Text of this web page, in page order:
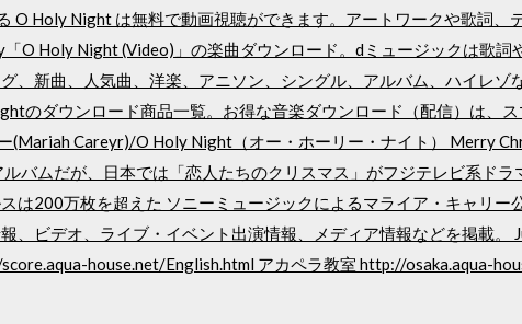
O Holy Night は無料で動画視聴ができます。アートワークや歌詞、
O Holy Night (Video)」の楽曲ダウンロード。dミュージックは歌詞
、新曲、人気曲、洋楽、アニソン、シングル、アルバム、ハイレゾ
のダウンロード商品一覧。お得な音楽ダウンロード（配信）は、
Careyr)/O Holy Night（オー・ホーリー・ナイト） Merry
バムだが、日本では「恋人たちのクリスマス」がフジテレビ系ドラ
は200万枚を超えた ソニーミュージックによるマライア・キャリー
、ビデオ、ライブ・イベント出演情報、メディア情報などを掲載。
house.net/English.html アカペラ教室 http://osaka.aqua-